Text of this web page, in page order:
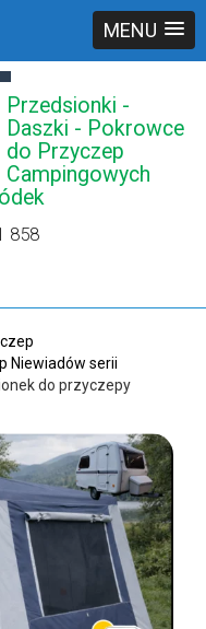
MENU
Przedsionki -
Daszki - Pokrowce
do Przyczep
Campingowych
858
Niewiadów serii
do przyczepy